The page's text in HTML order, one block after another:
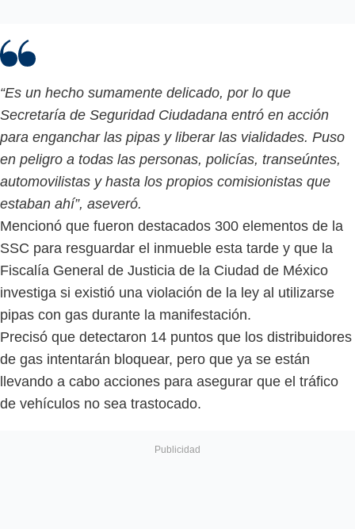
“Es un hecho sumamente delicado, por lo que
Secretaría de Seguridad Ciudadana entró en acción
para enganchar las pipas y liberar las vialidades. Puso
en peligro a todas las personas, policías, transeúntes,
automovilistas y hasta los propios comisionistas que
estaban ahí”, aseveró.
Mencionó que fueron destacados 300 elementos de la
SSC para resguardar el inmueble esta tarde y que la
Fiscalía General de Justicia de la Ciudad de México
investiga si existió una violación de la ley al utilizarse
pipas con gas durante la manifestación.
Precisó que detectaron 14 puntos que los distribuidores
de gas intentarán bloquear, pero que ya se están
llevando a cabo acciones para asegurar que el tráfico
de vehículos no sea trastocado.